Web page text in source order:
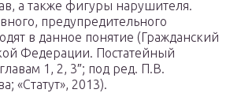
а также фигуры нарушителя.
предупредительного
в данное понятие (Гражданский
Федерации. Постатейный
1, 2, 3″; под ред. П.В.
«Статут», 2013).